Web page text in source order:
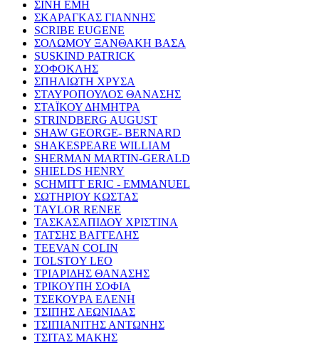
ΣΙΝΗ ΕΜΗ
ΣΚΑΡΑΓΚΑΣ ΓΙΑΝΝΗΣ
SCRIBE EUGENE
ΣΟΛΩΜΟΥ ΞΑΝΘΑΚΗ ΒΑΣΑ
SUSKIND PATRICK
ΣΟΦΟΚΛΗΣ
ΣΠΗΛΙΩΤΗ ΧΡΥΣΑ
ΣΤΑΥΡΟΠΟΥΛΟΣ ΘΑΝΑΣΗΣ
ΣΤΑΪΚΟΥ ΔΗΜΗΤΡΑ
STRINDBERG AUGUST
SHAW GEORGE- BERNARD
SHAKESPEARE WILLIAM
SHERMAN MARTIN-GERALD
SHIELDS HENRY
SCHMITT ERIC - EMMANUEL
ΣΩΤΗΡΙΟΥ ΚΩΣΤΑΣ
TAYLOR RENEE
ΤΑΣΚΑΣΑΠΙΔΟΥ ΧΡΙΣΤΙΝΑ
ΤΑΤΣΗΣ ΒΑΓΓΕΛΗΣ
TEEVAN COLIN
TOLSTOY LEO
ΤΡΙΑΡΙΔΗΣ ΘΑΝΑΣΗΣ
ΤΡΙΚΟΥΠΗ ΣΟΦΙΑ
ΤΣΕΚΟΥΡΑ ΕΛΕΝΗ
ΤΣΙΠΗΣ ΛΕΩΝΙΔΑΣ
ΤΣΙΠΙΑΝΙΤΗΣ ΑΝΤΩΝΗΣ
ΤΣΙΤΑΣ ΜΑΚΗΣ